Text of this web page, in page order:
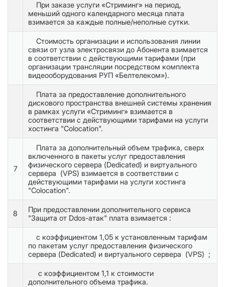
При заказе услуги «Стриминг» на период,
меньший одного календарного месяца плата
взимается за каждые полные/неполные сутки.
Стоимость организации и использования линии
связи от узла электросвязи до Абонента взимается
в соответствии с действующими тарифами (при
организации трансляции посредством комплекта
видеооборудования РУП «Белтелеком»).
Плата за предоставление дополнительного
дискового пространства внешней системы хранения
в рамках услуги «Стриминг» взимается в
соответствии с действующими тарифами на услуги
хостинга "Colocation".
7
Плата за дополнительный объем трафика, сверх
включенного в пакеты услуг предоставления
физического сервера (Dedicated) и виртуального
сервера (VPS) взимается в соответствии с
действующими тарифами на услуги хостинга
"Colocation".
8
При предоставлении дополнительного сервиса
"Защита от Ddos-атак" плата взимается :
с коэффициентом 1,05 к установленным тарифам
по пакетам услуг предоставления физического
сервера (Dedicated) и виртуального сервера (VPS) ;
с коэффициентом 1,1 к стоимости
дополнительного объема трафика.